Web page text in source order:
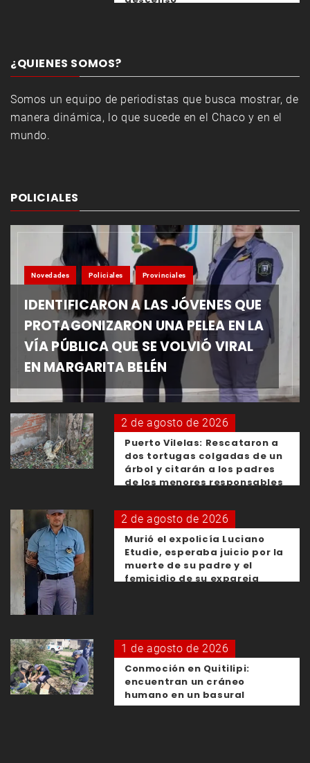
¿QUIENES SOMOS?
Somos un equipo de periodistas que busca mostrar, de
manera dinámica, lo que sucede en el Chaco y en el
mundo.
POLICIALES
Novedades Policiales Provinciales
IDENTIFICARON A LAS JÓVENES QUE
PROTAGONIZARON UNA PELEA EN LA
VÍA PÚBLICA QUE SE VOLVIÓ VIRAL
EN MARGARITA BELÉN
2 de agosto de 2026
Puerto Vilelas: Rescataron a
dos tortugas colgadas de un
árbol y citarán a los padres
de los menores responsables
2 de agosto de 2026
Murió el expolicía Luciano
Etudie, esperaba juicio por la
muerte de su padre y el
femicidio de su expareja
1 de agosto de 2026
Conmoción en Quitilipi:
encuentran un cráneo
humano en un basural